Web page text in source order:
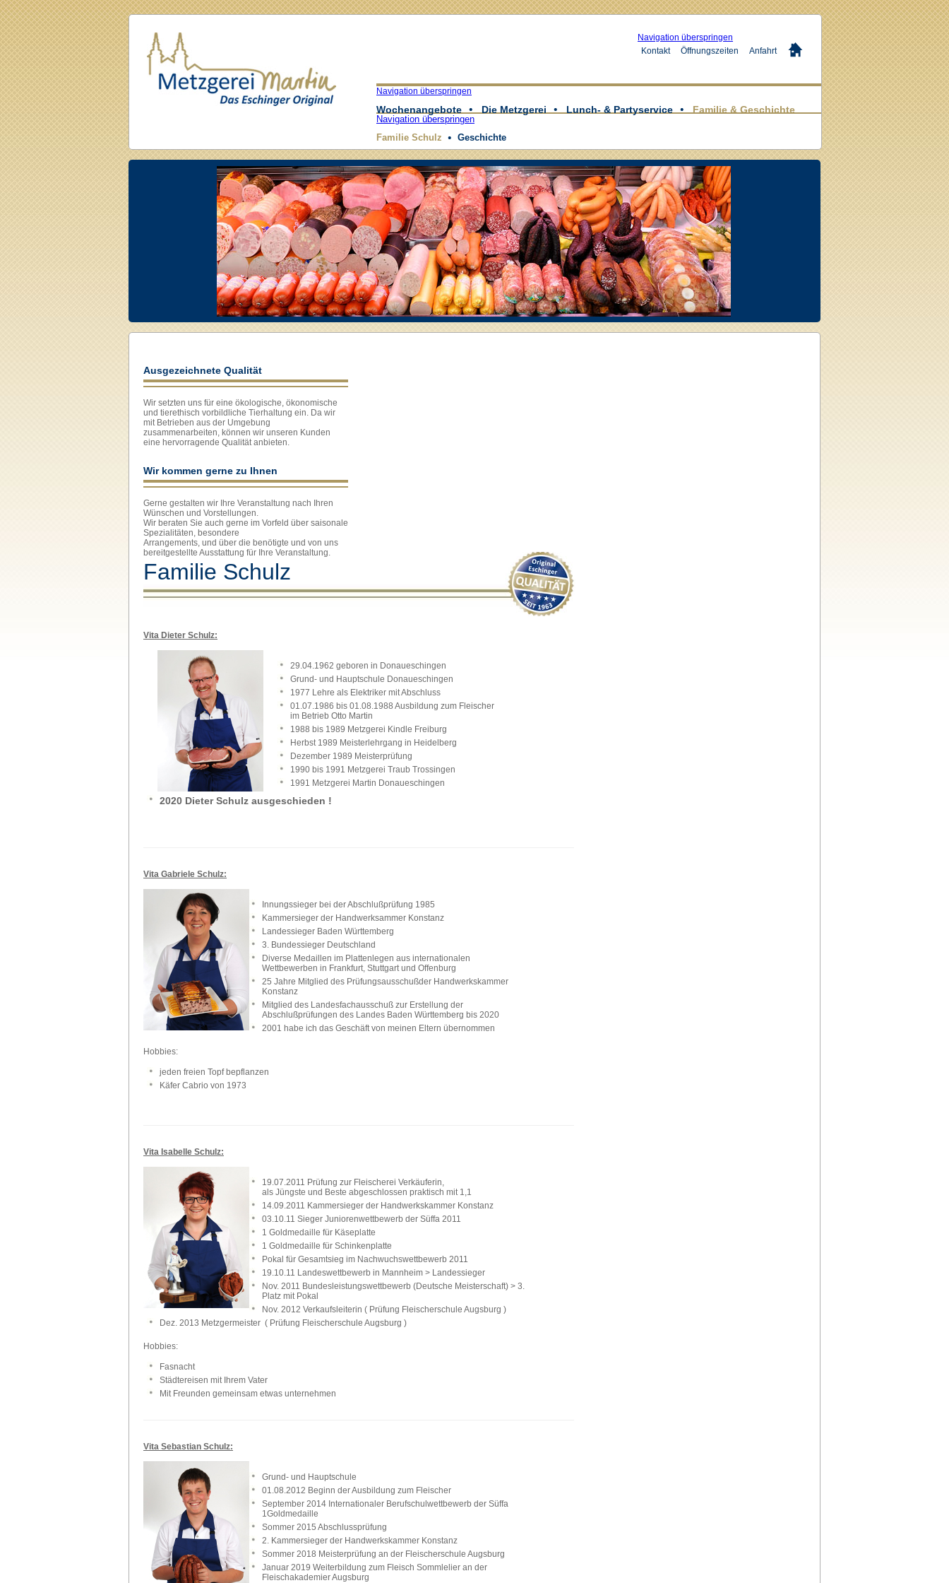
Navigation überspringen
Kontakt
Öffnungszeiten Anfahrt
Navigation überspringen
Wochenangebote Die Metzgerei Lunch- & Partyservice Familie & Geschichte
Navigation überspringen
Familie Schulz
Geschichte
Ausgezeichnete Qualität
Wir setzten uns für eine ökologische, ökonomische
und tierethisch vorbildliche Tierhaltung ein. Da wir
mit Betrieben aus der Umgebung
zusammenarbeiten, können wir unseren Kunden
eine hervorragende Qualität anbieten.
Wir kommen gerne zu Ihnen
Gerne gestalten wir Ihre Veranstaltung nach Ihren
Wünschen und Vorstellungen.
Wir beraten Sie auch gerne im Vorfeld über saisonale
Spezialitäten, besondere
Arrangements, und über die benötigte und von uns
bereitgestellte Ausstattung für Ihre Veranstaltung.
Familie Schulz
Vita Dieter Schulz:
29.04.1962 geboren in Donaueschingen
Grund- und Hauptschule Donaueschingen
1977 Lehre als Elektriker mit Abschluss
01.07.1986 bis 01.08.1988 Ausbildung zum Fleischer
im Betrieb Otto Martin
1988 bis 1989 Metzgerei Kindle Freiburg
Herbst 1989 Meisterlehrgang in Heidelberg
Dezember 1989 Meisterprüfung
1990 bis 1991 Metzgerei Traub Trossingen
1991 Metzgerei Martin Donaueschingen
2020 Dieter Schulz ausgeschieden !
Vita Gabriele Schulz:
Innungssieger bei der Abschlußprüfung 1985
Kammersieger der Handwerksammer Konstanz
Landessieger Baden Württemberg
3. Bundessieger Deutschland
Diverse Medaillen im Plattenlegen aus internationalen
Wettbewerben in Frankfurt, Stuttgart und Offenburg
25 Jahre Mitglied des Prüfungsausschußder Handwerkskammer
Konstanz
Mitglied des Landesfachausschuß zur Erstellung der
Abschlußprüfungen des Landes Baden Württemberg bis 2020
2001 habe ich das Geschäft von meinen Eltern übernommen
Hobbies:
jeden freien Topf bepflanzen
Käfer Cabrio von 1973
Vita Isabelle Schulz:
19.07.2011 Prüfung zur Fleischerei Verkäuferin,
als Jüngste und Beste abgeschlossen praktisch mit 1,1
14.09.2011 Kammersieger der Handwerkskammer Konstanz
03.10.11 Sieger Juniorenwettbewerb der Süffa 2011
1 Goldmedaille für Käseplatte
1 Goldmedaille für Schinkenplatte
Pokal für Gesamtsieg im Nachwuchswettbewerb 2011
19.10.11 Landeswettbewerb in Mannheim > Landessieger
Nov. 2011 Bundesleistungswettbewerb (Deutsche Meisterschaft) > 3.
Platz mit Pokal
Nov. 2012 Verkaufsleiterin ( Prüfung Fleischerschule Augsburg )
Dez. 2013 Metzgermeister ( Prüfung Fleischerschule Augsburg )
Hobbies:
Fasnacht
Städtereisen mit Ihrem Vater
Mit Freunden gemeinsam etwas unternehmen
Vita Sebastian Schulz:
Grund- und Hauptschule
01.08.2012 Beginn der Ausbildung zum Fleischer
September 2014 Internationaler Berufschulwettbewerb der Süffa
1Goldmedaille
Sommer 2015 Abschlussprüfung
2. Kammersieger der Handwerkskammer Konstanz
Sommer 2018 Meisterprüfung an der Fleischerschule Augsburg
Januar 2019 Weiterbildung zum Fleisch Sommlelier an der
Fleischakademier Augsburg